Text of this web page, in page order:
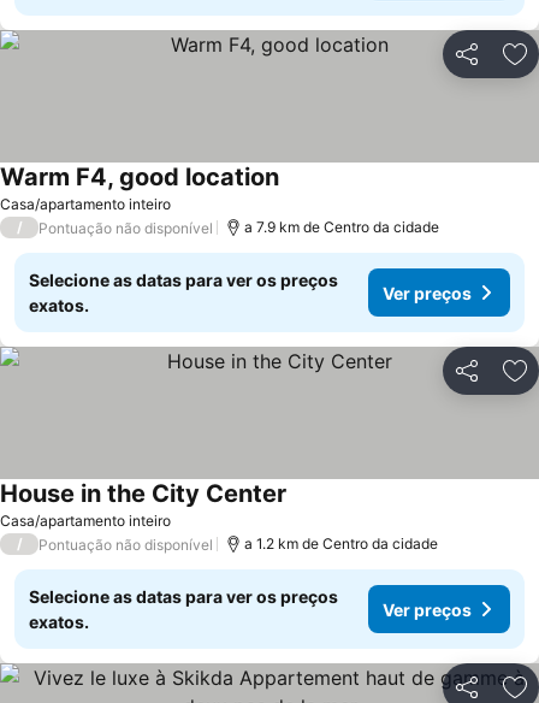
Partilhar
Casa/apartamento inteiro
Warm F4, good location
/ Pontuação não disponível a 7.9 km de Centro da cidade
Selecione as datas para ver os preços
exatos.
Ver preços
Partilhar
Casa/apartamento inteiro
House in the City Center
/ Pontuação não disponível a 1.2 km de Centro da cidade
Selecione as datas para ver os preços
exatos.
Ver preços
Partilhar